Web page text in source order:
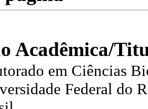
Acadêmica/
em Ciências
Federal do